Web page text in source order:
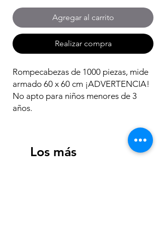
Agregar al carrito
Realizar compra
Rompecabezas de 1000 piezas, mide
armado 60 x 60 cm ¡ADVERTENCIA!
No apto para niños menores de 3
años.
Los más